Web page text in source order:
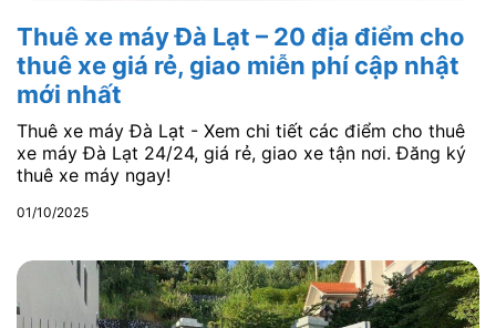
Thuê xe máy Đà Lạt – 20 địa điểm cho
thuê xe giá rẻ, giao miễn phí cập nhật
mới nhất
Thuê xe máy Đà Lạt - Xem chi tiết các điểm cho thuê
xe máy Đà Lạt 24/24, giá rẻ, giao xe tận nơi. Đăng ký
thuê xe máy ngay!
01/10/2025